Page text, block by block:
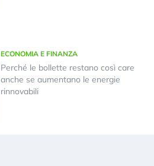
ECONOMIA E FINANZA
Perché le bollette restano così care
anche se aumentano le energie
rinnovabili